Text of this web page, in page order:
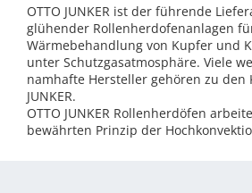
OTTO JUNKER ist der führende
glühender Rollenherdofenanlagen
Wärmebehandlung von Kupfer und
unter Schutzgasatmosphäre. Viele
namhafte Hersteller gehören zu den
JUNKER.
OTTO JUNKER Rollenherdöfen
bewährten Prinzip der